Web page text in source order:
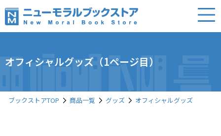
オフィシャルグッズ（1ページ目）
ブックストアTOP 商品一覧 グッズ オフィシャルグッズ